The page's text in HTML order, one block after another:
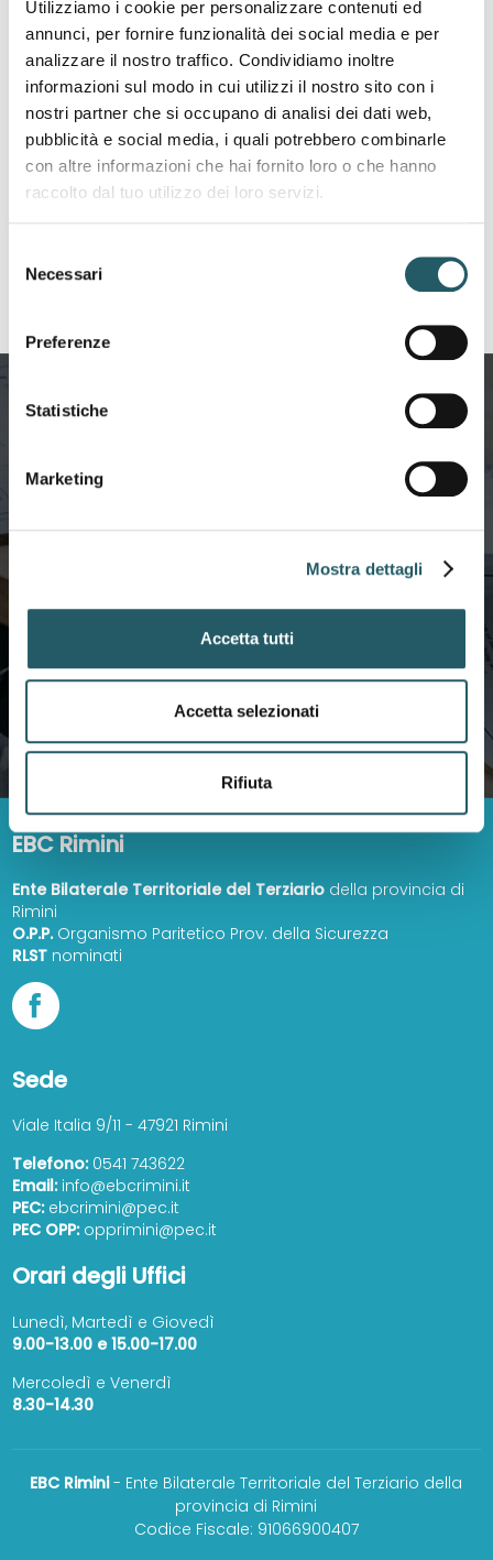
Utilizziamo i cookie per personalizzare contenuti ed
annunci, per fornire funzionalità dei social media e per
analizzare il nostro traffico. Condividiamo inoltre
informazioni sul modo in cui utilizzi il nostro sito con i
nostri partner che si occupano di analisi dei dati web,
pubblicità e social media, i quali potrebbero combinarle
con altre informazioni che hai fornito loro o che hanno
raccolto dal tuo utilizzo dei loro servizi.
delNecessari
Preferenze
Statistiche
Marketing
Mostra dettagli
Accetta tutti
Accetta selezionati
Rifiuta
Collegio Revisori dei conti
Presidente Adamo Dominici
Revisore
Parte
datoriale
Massimiliano Czmil
sindacale
Servizi e Prestazioni
prestazioni che puoi richiedere
VAI AI SERVIZI
EBC Rimini
Ente Bilaterale Territoriale del Terziario della provincia di
Rimini
O.P.P.Organismo Paritetico Prov. della Sicurezza
RLST nominati
Sede
Viale Italia 9/11 - 47921 Rimini
Telefono:0541 743622
Email: info@ebcrimini.it
PEC: ebcrimini@pec.it
PEC OPP: opprimini@pec.it
Orari degli Uffici
Lunedì, Martedì e Giovedì
9.00-13.00 e 15.00-17.00
Mercoledì e Venerdì
8.30-14.30
EBC Rimini- Ente Bilaterale Territoriale del Terziario della
provincia di Rimini
Codice Fiscale: 91066900407